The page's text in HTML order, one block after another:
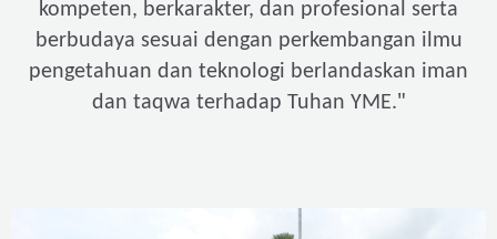
kompeten, berkarakter, dan profesional serta
berbudaya sesuai dengan perkembangan ilmu
pengetahuan dan teknologi berlandaskan iman
dan taqwa terhadap Tuhan YME."